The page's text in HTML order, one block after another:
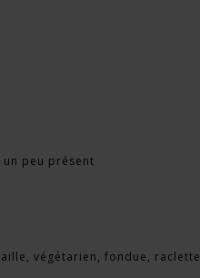
peu présent
végétarien, fondue, raclette